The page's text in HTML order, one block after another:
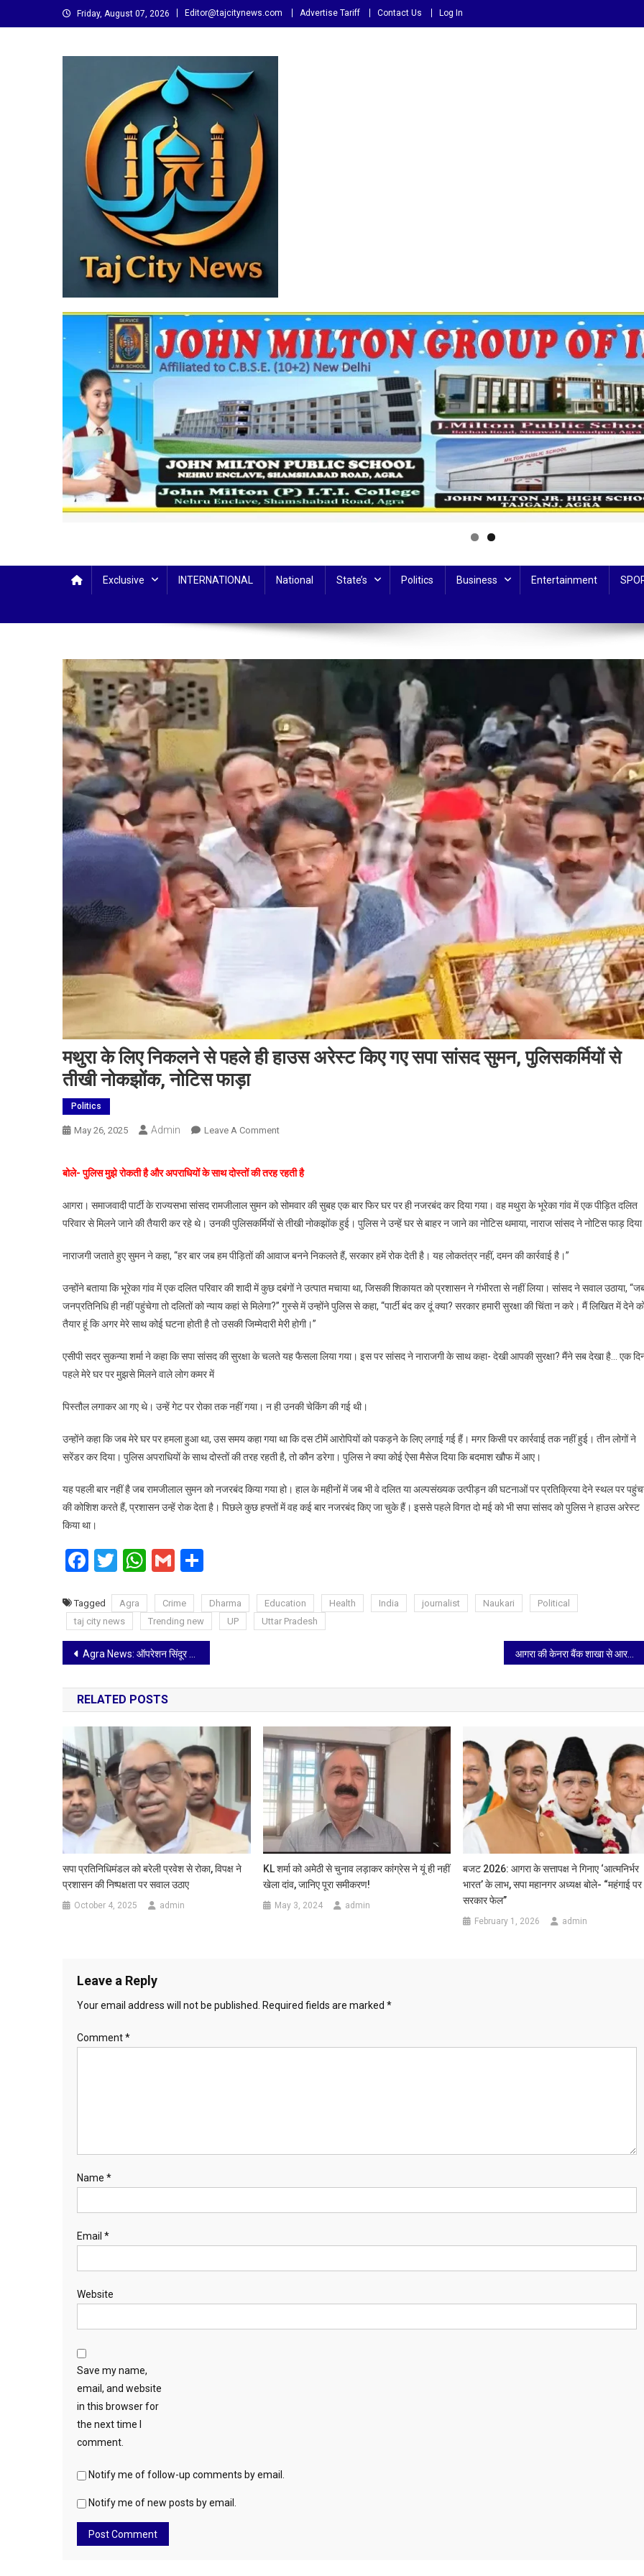
to
Friday, August 07, 2026 Editor@tajcitynews.com Advertise Tariff Contact Us Log In
Taj City News
Exclusive INTERNATIONAL National State’s Politics Business Entertainment
मथुरा के लिए निकलने से पहले ही हाउस अरेस्ट किए गए सपा सांसद सुमन, पुलिसकर्मियों से
तीखी नोकझोंक, नोटिस फाड़ा
Politics
May 26, 2025 Admin Leave A CommentOn
लिए
से
पहले
हाउस
किए
गए
सपा
सुमन,
तीखी
नोटिस
फाड़ा
बोले- पुलिस मुझे रोकती है और अपराधियों के साथ दोस्तों की तरह रहती है
आगरा। समाजवादी पार्टी के राज्यसभा सांसद रामजीलाल सुमन को सोमवार की सुबह एक बार फिर घर पर ही नजरबंद कर दिया गया। वह मथुरा के भूरेका गांव में एक पीड़ित दलित
परिवार से मिलने जाने की तैयारी कर रहे थे। उनकी पुलिसकर्मियों से तीखी नोकझोंक हुई। पुलिस ने उन्हें घर से बाहर न जाने का नोटिस थमाया, नाराज सांसद ने नोटिस फाड़
नाराजगी जताते हुए सुमन ने कहा, “हर बार जब हम पीड़ितों की आवाज बनने निकलते हैं, सरकार हमें रोक देती है। यह लोकतंत्र नहीं, दमन की कार्रवाई है।”
उन्होंने बताया कि भूरेका गांव में एक दलित परिवार की शादी में कुछ दबंगों ने उत्पात मचाया था, जिसकी शिकायत को प्रशासन ने गंभीरता से नहीं लिया। सांसद ने सवाल उठाया,
जनप्रतिनिधि ही नहीं पहुंचेगा तो दलितों को न्याय कहां से मिलेगा?” गुस्से में उन्होंने पुलिस से कहा, “पार्टी बंद कर दूं क्या? सरकार हमारी सुरक्षा की चिंता न करे। मैं लिखित में देने
तैयार हूं कि अगर मेरे साथ कोई घटना होती है तो उसकी जिम्मेदारी मेरी होगी।”
एसीपी सदर सुकन्या शर्मा ने कहा कि सपा सांसद की सुरक्षा के चलते यह फैसला लिया गया। इस पर सांसद ने नाराजगी के साथ कहा- देखी आपकी सुरक्षा? मैंने सब देखा है… एक
पहले मेरे घर पर मुझसे मिलने वाले लोग कमर में
पिस्तौल लगाकर आ गए थे। उन्हें गेट पर रोका तक नहीं गया। न ही उनकी चेकिंग की गई थी।
उन्होंने कहा कि जब मेरे घर पर हमला हुआ था, उस समय कहा गया था कि दस टीमें आरोपियों को पकड़ने के लिए लगाई गई हैं। मगर किसी पर कार्रवाई तक नहीं हुई। तीन लोगों ने
सरेंडर कर दिया। पुलिस अपराधियों के साथ दोस्तों की तरह रहती है, तो कौन डरेगा। पुलिस ने क्या कोई ऐसा मैसेज दिया कि बदमाश खौफ में आए।
यह पहली बार नहीं है जब रामजीलाल सुमन को नजरबंद किया गया हो। हाल के महीनों में जब भी वे दलित या अल्पसंख्यक उत्पीड़न की घटनाओं पर प्रतिक्रिया देने स्थल पर
की कोशिश करते हैं, प्रशासन उन्हें रोक देता है। पिछले कुछ हफ्तों में वह कई बार नजरबंद किए जा चुके हैं। इससे पहले विगत दो मई को भी सपा सांसद को पुलिस ने हाउस अरेस्ट
किया था।
Facebook
Twitter
WhatsApp
Gmail
Tagged Agra Crime Dharma Education Health India journalist Naukari
Political
taj city news
Trending new UP Uttar Pradesh
Post
navigation
Agra News: ऑपरेशन सिंदूर की सफलता पर भाजपा की अगुवाई में वीर सैनिकों को किया नमन, हर हाथ में लहराया तिरंगा आगरा की केनरा बैंक शाखा से आरबीआई कानपुर में पहुंचे नकली नोट, मुकदमा दर्ज
RELATED POSTS
सपा प्रतिनिधिमंडल को बरेली प्रवेश से रोका, विपक्ष ने
प्रशासन की निष्पक्षता पर सवाल उठाए
October 4, 2025 admin
KL शर्मा को अमेठी से चुनाव लड़ाकर कांग्रेस ने यूं ही नहीं
खेला दांव, जानिए पूरा समीकरण!
May 3, 2024 admin
बजट 2026: आगरा के सत्तापक्ष ने गिनाए ‘आत्मनिर्भर
भारत’ के लाभ, सपा महानगर अध्यक्ष बोले- “महंगाई पर
सरकार फेल”
February 1, 2026 admin
Leave a Reply
Your email address will not be published. Required fields are marked *
Comment*
Name *
Email *
Website
Save my name,
email, and website
in this browser for
the next time I
comment.
Notify me of follow-up comments by email.
Notify me of new posts by email.